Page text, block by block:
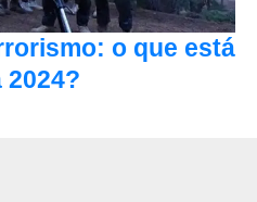
o que está